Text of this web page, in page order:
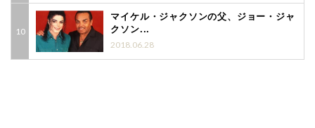
マイケル・ジャクソンの父、ジョー・ジャ
クソン...
2018.06.28